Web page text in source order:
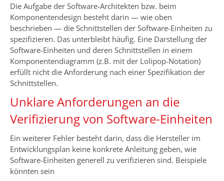
Die Aufgabe der Software-Architekten bzw. beim
Komponentendesign besteht darin — wie oben
beschrieben — die Schnittstellen der Software-Einheiten zu
spezifizieren. Das unterbleibt häufig. Eine Darstellung der
Software-Einheiten und deren Schnittstellen in einem
Komponentendiagramm (z.B. mit der Lolipop-Notation)
erfüllt nicht die Anforderung nach einer Spezifikation der
Schnittstellen.
Unklare Anforderungen an die
Verifizierung von Software-Einheiten
Ein weiterer Fehler besteht darin, dass die Hersteller im
Entwicklungsplan keine konkrete Anleitung geben, wie
Software-Einheiten generell zu verifizieren sind. Beispiele
könnten sein